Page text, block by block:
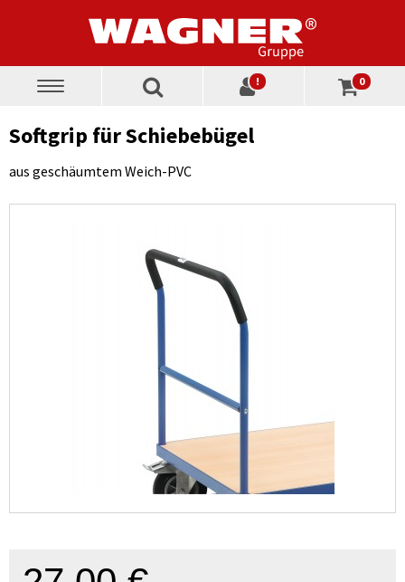
Toggle
! 0
Softgrip für Schiebebügel
aus geschäumtem Weich-PVC